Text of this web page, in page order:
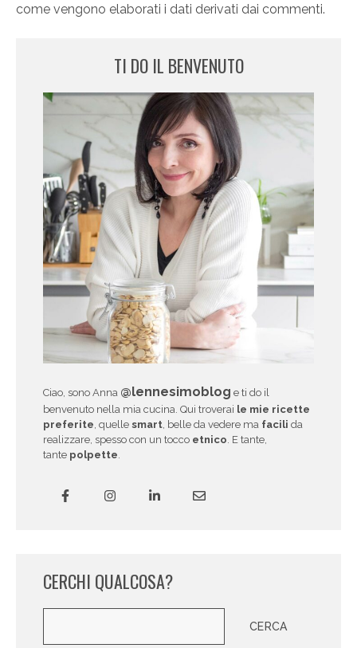
come vengono elaborati i dati derivati dai commenti.
TI DO IL BENVENUTO
Ciao, sono Anna @lennesimoblog e ti do il
benvenuto nella mia cucina. Qui troverai le mie ricette
preferite , quelle smart , belle da vedere ma facili da
realizzare, spesso con un tocco etnico . E tante,
tante polpette
CERCHI QUALCOSA?
CERCA